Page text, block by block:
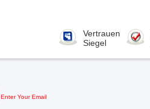
Vertrauen
Siegel
Enter Your Email